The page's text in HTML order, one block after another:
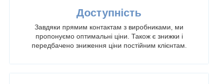
Доступність
Завдяки прямим контактам з виробниками, ми
пропонуємо оптимальні ціни. Також є знижки і
передбачено зниження ціни постійним клієнтам.